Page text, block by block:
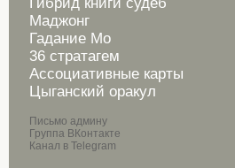
Маджонг
Гадание Мо
36 стратагем
Ассоциативные карты
Цыганский оракул
Письмо админу
Группа ВКонтакте
Канал в Telegram